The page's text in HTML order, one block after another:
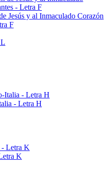
Jesús y al Inmaculado Corazón
F
- Letra H
K